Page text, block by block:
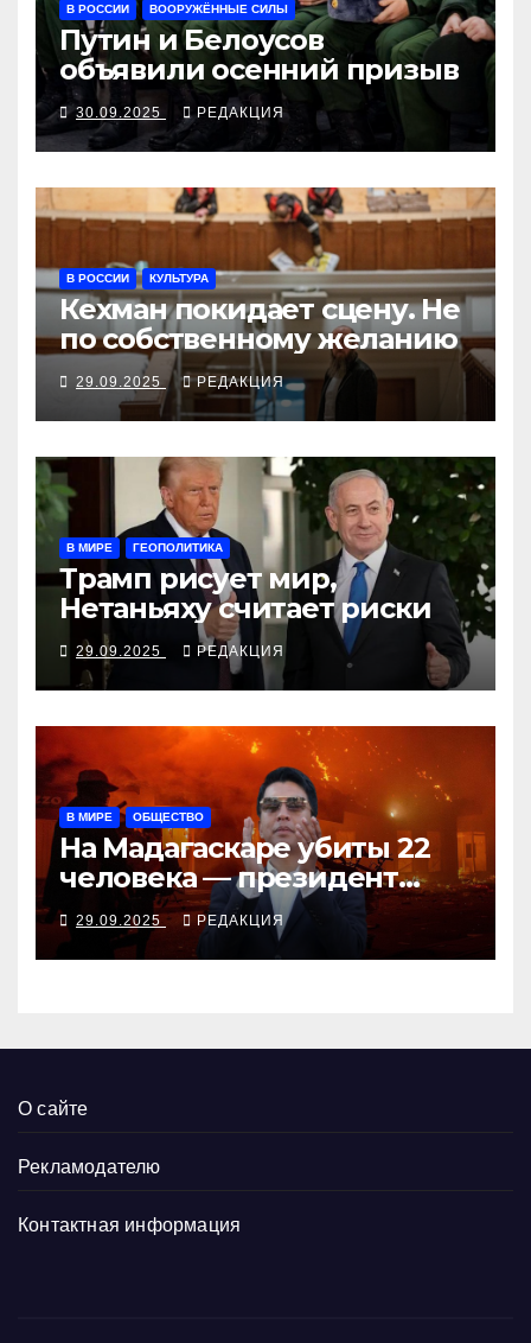
В РОССИИ ВООРУЖЁННЫЕ СИЛЫ
Путин и Белоусов
объявили осенний призыв
30.09.2025 РЕДАКЦИЯ
В РОССИИ КУЛЬТУРА
Кехман покидает сцену. Не
по собственному желанию
29.09.2025 РЕДАКЦИЯ
В МИРЕ ГЕОПОЛИТИКА
Трамп рисует мир,
Нетаньяху считает риски
29.09.2025 РЕДАКЦИЯ
В МИРЕ ОБЩЕСТВО
На Мадагаскаре убиты 22
человека — президент
согласен поговорить с
молодёжью
29.09.2025 РЕДАКЦИЯ
О сайте
Рекламодателю
Контактная информация